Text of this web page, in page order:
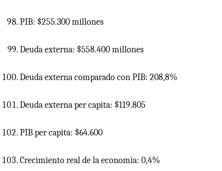
PIB: $255.300 millones
Deuda externa: $558.400 millones
Deuda externa comparado con PIB: 208,8%
Deuda externa per capita: $119.805
PIBper capita: $64.600
Crecimiento real de la economía: 0,4%